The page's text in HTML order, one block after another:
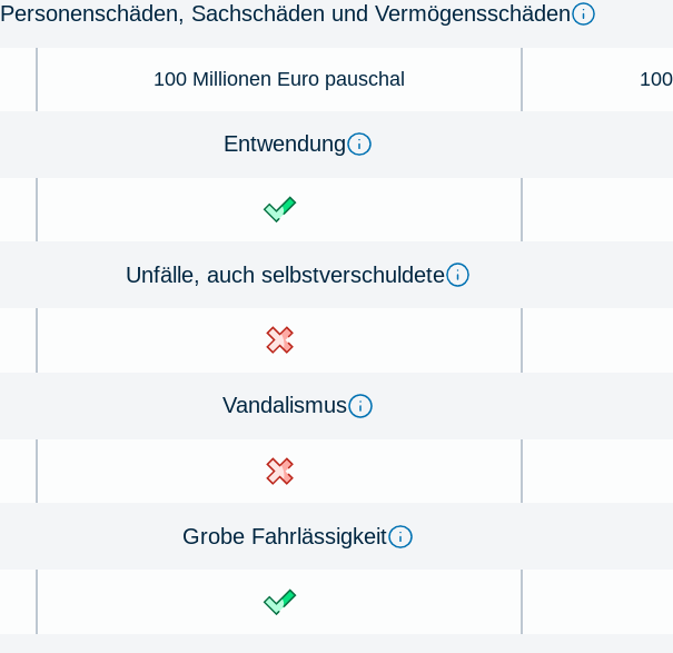
Per­sonenschäden, Sachschäden und Ver­mö­gens­schä­den
100 Millionen Euro pauschal
Ent­wen­dung
Un­fälle, auch selbst­ver­schul­de­te
Van­dal­is­mus
Gro­be Fahrl­ässig­keit